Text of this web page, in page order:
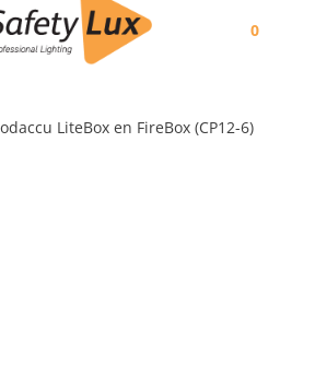
0
LiteBox en FireBox (CP12-6)